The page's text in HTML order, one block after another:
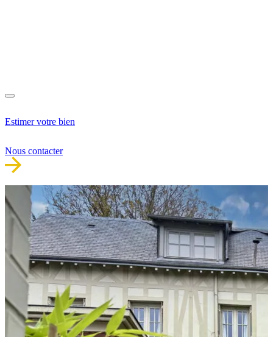
Estimer votre bien
Nous contacter